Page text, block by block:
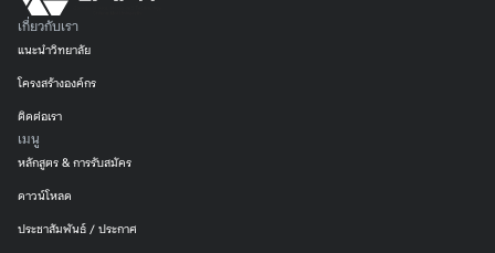
เกี่ยวกับเรา
แนะนำวิทยาลัย
โครงสร้างองค์กร
ติดต่อเรา
เมนู
หลักสูตร & การรับสมัคร
ดาวน์โหลด
ประชาสัมพันธ์ / ประกาศ